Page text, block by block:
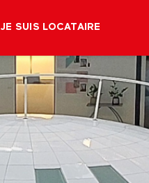
JE SUIS LOCATAIRE